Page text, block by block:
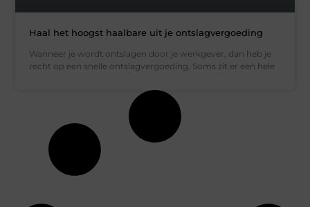
Haal het hoogst haalbare uit je ontslagvergoeding
Wanneer je wordt ontslagen door je werkgever, dan heb je
recht op een snelle ontslagvergoeding. Soms zit er een hele